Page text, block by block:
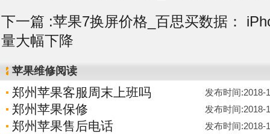
下一篇 :苹果7换屏价格_百思买数据：
量大幅下降
苹果维修阅读
郑州苹果客服周末上班吗 发布时间:2018-
郑州苹果保修 发布时间:2018-
郑州苹果售后电话 发布时间:2018-